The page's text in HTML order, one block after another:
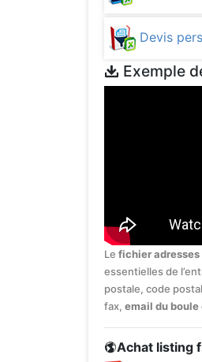
Devis
Exemple
Le fichier adresses
essentielles de
postale, code
fax, email du boule
Achat listing